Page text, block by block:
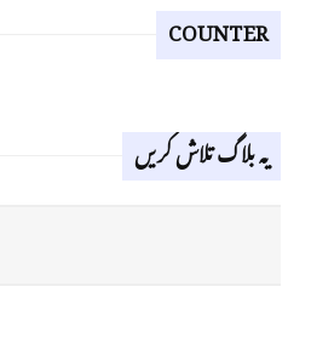
COUNTER
یہ بلاگ تلاش کریں